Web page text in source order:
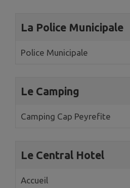
La Police Municipale
Police Municipale
Le Camping
Camping Cap Peyrefite
Le Central Hotel
Accueil